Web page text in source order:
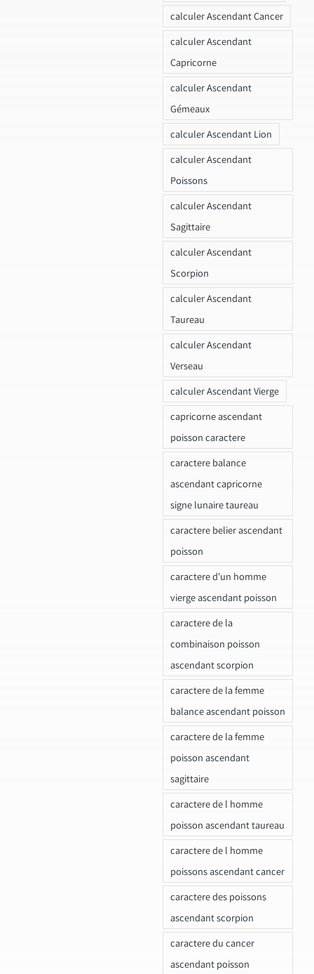
calculer Ascendant Cancer
calculer Ascendant
Capricorne
calculer Ascendant
Gémeaux
calculer Ascendant Lion
calculer Ascendant
Poissons
calculer Ascendant
Sagittaire
calculer Ascendant
Scorpion
calculer Ascendant
Taureau
calculer Ascendant
Verseau
calculer Ascendant Vierge
capricorne ascendant
poisson caractere
caractere balance
ascendant capricorne
signe lunaire taureau
caractere belier ascendant
poisson
caractere d'un homme
vierge ascendant poisson
caractere de la
combinaison poisson
ascendant scorpion
caractere de la femme
balance ascendant poisson
caractere de la femme
poisson ascendant
sagittaire
caractere de l homme
poisson ascendant taureau
caractere de l homme
poissons ascendant cancer
caractere des poissons
ascendant scorpion
caractere du cancer
ascendant poisson